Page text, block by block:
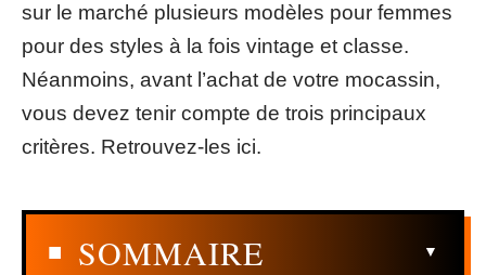
sur le marché plusieurs modèles pour femmes
pour des styles à la fois vintage et classe.
Néanmoins, avant l’achat de votre mocassin,
vous devez tenir compte de trois principaux
critères. Retrouvez-les ici.
SOMMAIRE